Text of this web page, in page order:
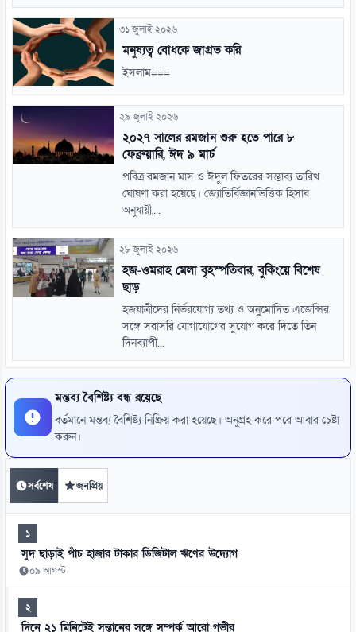
৩১ জুলাই ২০২৬
মনুষ্যত্ব বোধকে জাগ্রত করি
ইসলাম===
২৯ জুলাই ২০২৬
২০২৭ সালের রমজান শুরু হতে পারে ৮
ফেব্রুয়ারি, ঈদ ৯ মার্চ
পবিত্র রমজান মাস ও ঈদুল ফিতরের সম্ভাব্য তারিখ
ঘোষণা করা হয়েছে। জ্যোতির্বিজ্ঞানভিত্তিক হিসাব
অনুযায়ী,...
২৮ জুলাই ২০২৬
হজ-ওমরাহ মেলা বৃহস্পতিবার, বুকিংয়ে বিশেষ
ছাড়
হজযাত্রীদের নির্ভরযোগ্য তথ্য ও অনুমোদিত এজেন্সির
সঙ্গে সরাসরি যোগাযোগের সুযোগ করে দিতে তিন
দিনব্যাপী...
মন্তব্য বৈশিষ্ট্য বন্ধ রয়েছে
বর্তমানে মন্তব্য বৈশিষ্ট্য নিষ্ক্রিয় করা হয়েছে। অনুগ্রহ করে পরে আবার চেষ্টা
করুন।
সর্বশেষ জনপ্রিয়
১
সুদ ছাড়াই পাঁচ হাজার টাকার ডিজিটাল ঋণের উদ্যোগ
০৯ আগস্ট
২
দিনে ২১ মিনিটেই সন্তানের সঙ্গে সম্পর্ক আরো গভীর